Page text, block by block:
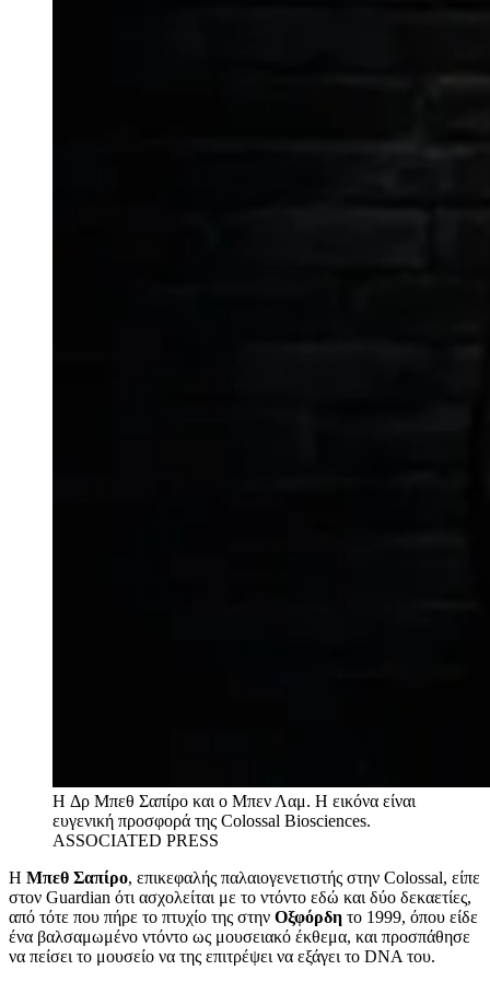
H Δρ Μπεθ Σαπίρο και ο Μπεν Λαμ. Η εικόνα είναι
ευγενική προσφορά της Colossal Biosciences.
ASSOCIATED PRESS
Η Μπεθ Σαπίρο, επικεφαλής παλαιογενετιστής στην Colossal, είπε
στον Guardian ότι ασχολείται με το ντόντο εδώ και δύο δεκαετίες,
από τότε που πήρε το πτυχίο της στην Οξφόρδη το 1999, όπου είδε
ένα βαλσαμωμένο ντόντο ως μουσειακό έκθεμα, και προσπάθησε
να πείσει το μουσείο να της επιτρέψει να εξάγει το DNA του.